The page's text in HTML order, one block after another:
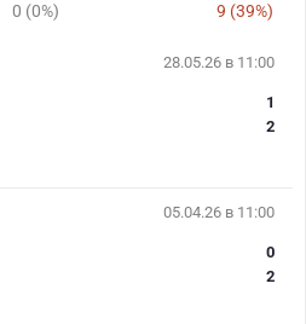
0 (0%) 9 (39%)
28.05.26 в 11:00
1
2
05.04.26 в 11:00
0
2